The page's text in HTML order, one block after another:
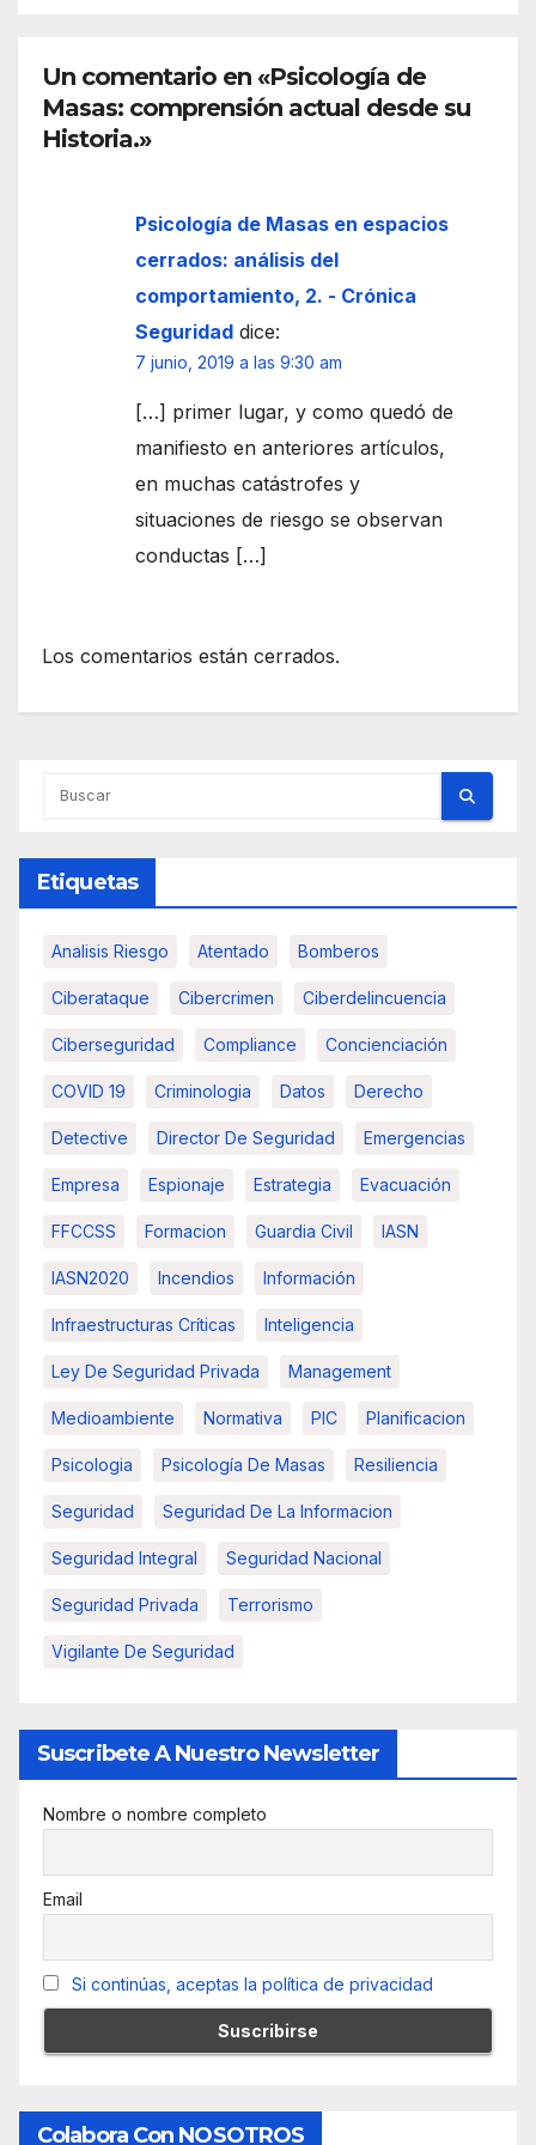
Un comentario en «Psicología de
Masas: comprensión actual desde su
Historia.»
Psicología de Masas en espacios
cerrados: análisis del
comportamiento, 2. - Crónica
Seguridad dice:
7 junio, 2019 a las 9:30 am
[…] primer lugar, y como quedó de
manifiesto en anteriores artículos,
en muchas catástrofes y
situaciones de riesgo se observan
conductas […]
Los comentarios están cerrados.
Etiquetas
Analisis Riesgo Atentado Bomberos
Ciberataque Cibercrimen Ciberdelincuencia
Ciberseguridad Compliance Concienciación
COVID 19 Criminologia Datos Derecho
Detective Director De Seguridad Emergencias
Empresa Espionaje Estrategia Evacuación
FFCCSS Formacion Guardia Civil IASN
IASN2020 Incendios Información
Infraestructuras Críticas Inteligencia
Ley De Seguridad Privada Management
Medioambiente Normativa PIC Planificacion
Psicologia Psicología De Masas Resiliencia
Seguridad Seguridad De La Informacion
Seguridad Integral Seguridad Nacional
Seguridad Privada Terrorismo
Vigilante De Seguridad
Suscribete A Nuestro Newsletter
Nombre o nombre completo
Email
Si continúas, aceptas la política de privacidad
Colabora Con NOSOTROS